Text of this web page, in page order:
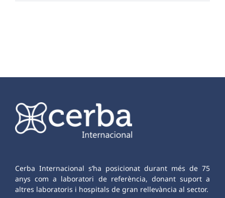
Cerba Internacional s’ha posicionat durant més de 75
anys com a laboratori de referència, donant suport a
altres laboratoris i hospitals de gran rellevància al sector.